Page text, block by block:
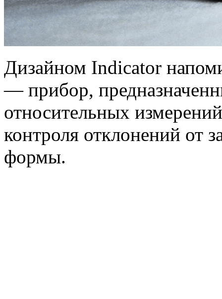
Дизайном Indicator
— прибор,
относительных
контроля отклонений от
формы.